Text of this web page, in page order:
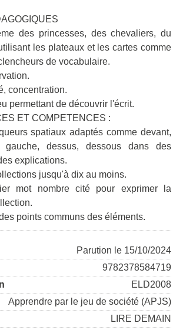
des princesses, des chevaliers, du
les plateaux et les cartes comme
de vocabulaire.
concentration.
permettant de découvrir l'écrit.
ET COMPETENCES :
spatiaux adaptés comme devant,
gauche, dessus, dessous dans des
explications.
jusqu'à dix au moins.
mot nombre cité pour exprimer la
points communs des éléments.
Parution le 15/10/2024
9782378584719
ELD2008
Apprendre par le jeu de société (APJS)
LIRE DEMAIN